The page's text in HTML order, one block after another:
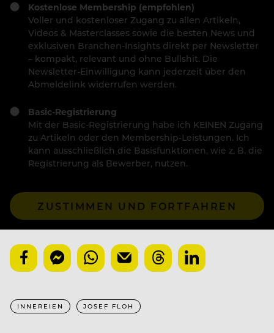
Kostenlose Membership (empfohlen)
Voller und kostenloser Zugang zu allen Artikeln,
Videos & Masterclasses sowie die besten News und
exklusiven Branchen-Insights direkt per Newsletter
– kompakt, relevant und ohne Bullshit. Die
Newsletter-Einwilligung kann jederzeit über den
Abmeldelink widerrufen werden.
Basic-Registrierung
Mit der Basic-Registrierung habe ich KEINEN Zugang
zu Artikeln oder den Membership-Leistungen. Ich
kann ausschließlich die Basisfunktionen, wie z. B. die
Registrierung als Bewerber, nutzen.
ZUSTIMMEN UND FORTFAHREN
INNEREIEN JOSEF FLOH